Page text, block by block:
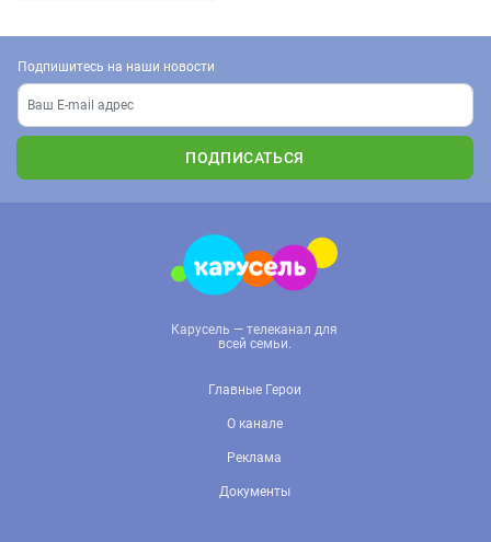
Подпишитесь на наши новости
ПОДПИСАТЬСЯ
Карусель — телеканал для
всей семьи.
Главные Герои
О канале
Реклама
Документы